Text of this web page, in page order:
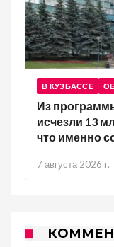
В КУЗБАССЕ
Из
исчезли 13
что именно
7 августа 2026 г.